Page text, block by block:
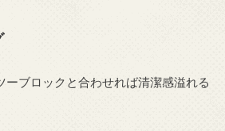
ーブロックと合わせれば清潔感溢れる